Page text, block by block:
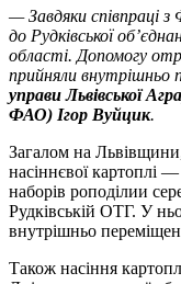
—Завдяки співпраці
до Рудківської
області. Допомогу
прийняли внутрішньо
управи Львівської
ФАО) Ігор Вуйцик.
Загалом на
насіннєвої картоплі —
наборів роподілии
Рудківській ОТГ. У
внутрішньо
Також насіння